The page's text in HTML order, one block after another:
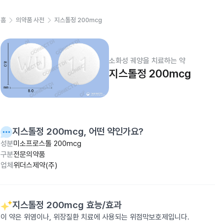
홈 의약품 사전 지스톨정 200mcg
소화성 궤양을 치료하는 약
지스톨정 200mcg
지스톨정 200mcg, 어떤 약인가요?
성분미소프로스톨 200mcg
구분전문의약품
업체 위더스제약(주)
지스톨정 200mcg 효능/효과
이 약은 위염이나, 위장질환 치료에 사용되는 위점막보호제입니다.